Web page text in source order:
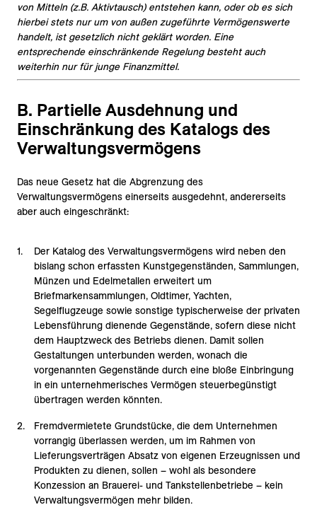
von Mitteln (z.B. Aktivtausch) entstehen kann, oder ob es sich
hierbei stets nur um von außen zugeführte Vermögenswerte
handelt, ist gesetzlich nicht geklärt worden. Eine
entsprechende einschränkende Regelung besteht auch
weiterhin nur für junge Finanzmittel.
B. Partielle Ausdehnung und
Einschränkung des Katalogs des
Verwaltungsvermögens
Das neue Gesetz hat die Abgrenzung des
Verwaltungsvermögens einerseits ausgedehnt, andererseits
aber auch eingeschränkt:
Der Katalog des Verwaltungsvermögens wird neben den
bislang schon erfassten Kunstgegenständen, Sammlungen,
Münzen und Edelmetallen erweitert um
Briefmarkensammlungen, Oldtimer, Yachten,
Segelflugzeuge sowie sonstige typischerweise der privaten
Lebensführung dienende Gegenstände, sofern diese nicht
dem Hauptzweck des Betriebs dienen. Damit sollen
Gestaltungen unterbunden werden, wonach die
vorgenannten Gegenstände durch eine bloße Einbringung
in ein unternehmerisches Vermögen steuerbegünstigt
übertragen werden könnten.
Fremdvermietete Grundstücke, die dem Unternehmen
vorrangig überlassen werden, um im Rahmen von
Lieferungsverträgen Absatz von eigenen Erzeugnissen und
Produkten zu dienen, sollen – wohl als besondere
Konzession an Brauerei- und Tankstellenbetriebe – kein
Verwaltungsvermögen mehr bilden.